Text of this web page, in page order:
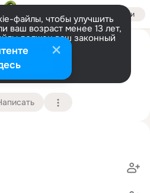
Войти
файлы, чтобы улучшить
ваш возраст менее 13 лет,
должен ваш законный
информации
Настроить
4 апреля